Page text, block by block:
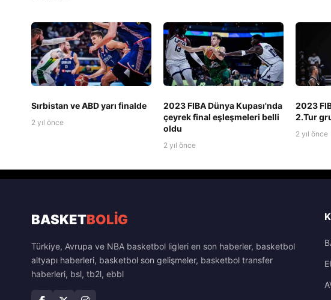
Sırbistan ve ABD yarı finalde
2 yıl önce
2023 FIBA Dünya Kupası'nda
çeyrek final eşleşmeleri belli
oldu
2 yıl önce
2023
2.Tur
2 yıl önce
BASKETBOLİG
Türkiye, Avrupa ve NBA basketbol ligleri en son haberler, basketbol
altyapı haberleri, basketbol son gelişmeler, basketbol transfer
haberleri, bsl, tb2l, ebbl